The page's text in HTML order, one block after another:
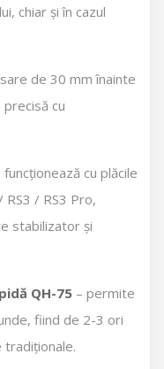
chiar și în cazul
de 30 mm înainte
cu
funcționează cu plăcile
RS3 / RS3 Pro,
stabilizator și
QH-75 – permite
fiind de 2-3 ori